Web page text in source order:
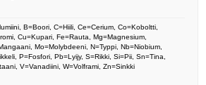
B=Boori, C=Hiili, Ce=Cerium, Co=Koboltti,
Cu=Kupari, Fe=Rauta, Mg=Magnesium,
Mo=Molybdeeni, N=Typpi, Nb=Niobium,
P=Fosfori, Pb=Lyijy, S=Rikki, Si=Pii, Sn=Tina,
V=Vanadiini, W=Volframi, Zn=Sinkki